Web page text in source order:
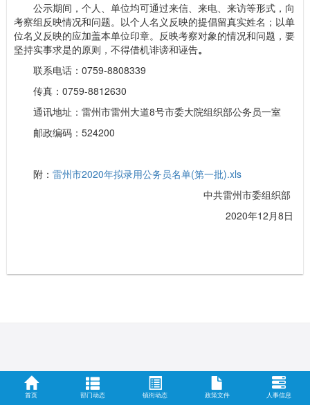
公示期间，个人、单位均可通过来信、来电、来访等形式，向
考察组反映情况和问题。以个人名义反映的提倡留真实姓名；以单
位名义反映的应加盖本单位印章。反映考察对象的情况和问题，要
坚持实事求是的原则，不得借机诽谤和诬告。
联系电话：0759-8808339
传真：0759-8812630
通讯地址：雷州市雷州大道8号市委大院组织部公务员一室
邮政编码：524200
附： 雷州市2020年拟录用公务员名单(第一批).xls
中共雷州市委组织部
2020年12月8日
首页 部门动态 镇街动态 政策文件 人事信息